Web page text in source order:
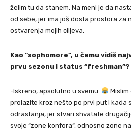
želim tu da stanem. Na meni je da
od sebe, jer ima još dosta prostora za
ostvarenja mojih ciljeva.
Kao “sophomore”, u čemu vidiš
prvu sezonu i status “freshman”?
-Iskreno, apsolutno u svemu.
prolazite kroz nešto po prvi put i kada
odrastanja, jer stvari shvatate
svoje “zone konfora“, odnosno zone